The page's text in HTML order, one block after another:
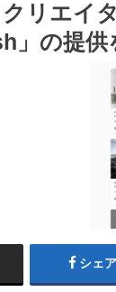
リエイ
」の提供
シェア